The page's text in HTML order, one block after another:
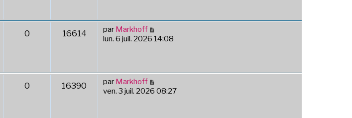
0 16614 par Markhoff
lun. 6 juil. 2026 14:08
0 16390 par Markhoff
ven. 3 juil. 2026 08:27